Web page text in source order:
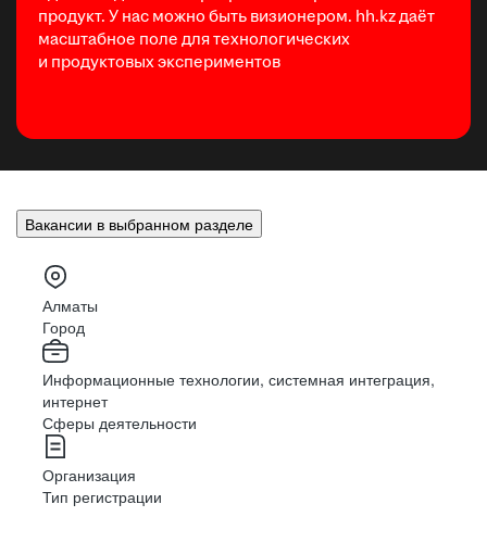
продукт. У нас можно быть визионером. hh.kz даёт
масштабное поле для технологических
и продуктовых экспериментов
Вакансии в выбранном разделе
Алматы
Город
Информационные технологии, системная интеграция,
интернет
Сферы деятельности
Организация
Тип регистрации